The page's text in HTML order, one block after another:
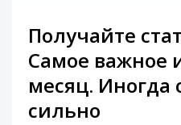
Получайте
Самое важное
месяц.
сильно